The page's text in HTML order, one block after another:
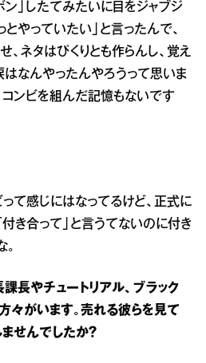
ン」したてみたいに目をジャブジ
とやっていたい」と言ったんで、
、ネタはぴくりとも作らんし、覚え
はなんやったんやろうって思いま
コンビを組んだ記憶もないです
って感じにはなってるけど、正式に
き合って」と言うてないのに付き
やチュートリアル、ブラック
々がいます。売れる彼らを見て
せんでしたか？